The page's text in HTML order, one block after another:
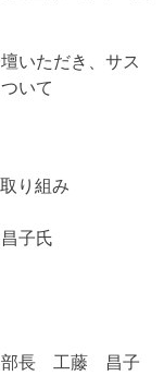
いただき、サス
いて
り組み
子氏
部長 工藤 昌子